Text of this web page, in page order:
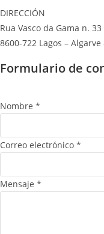
DIRECCIÓN
Rua Vasco da Gama n. 33
8600-722 Lagos –
Formulario de
Nombre *
Correo electrónico *
Mensaje *